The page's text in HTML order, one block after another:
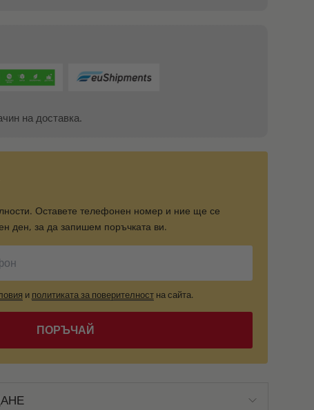
на доставка.
Оставете телефонен номер и ние ще се
ден, за да запишем поръчката ви.
и политиката за поверителностна сайта.
ПОРЪЧАЙ